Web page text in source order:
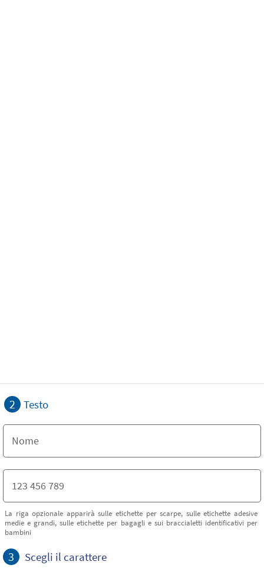
2 Testo
La riga opzionale apparirà sulle etichette per scarpe, sulle etichette adesive
medie e grandi, sulle etichette per bagagli e sui braccialetti identificativi per
bambini
3 Scegli il carattere